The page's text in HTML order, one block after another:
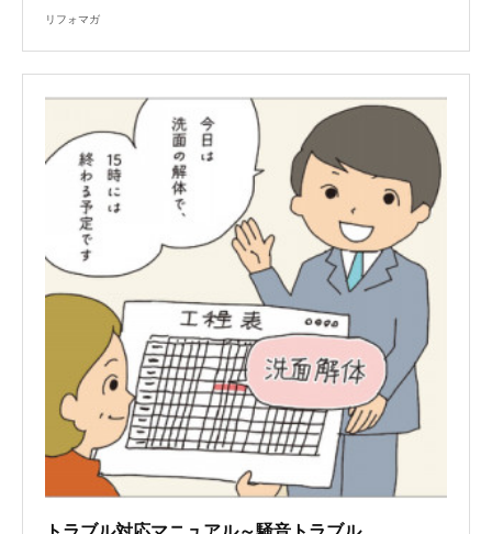
リフォマガ